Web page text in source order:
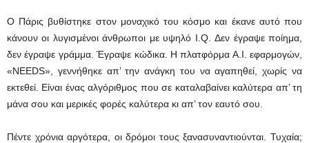
Ο Πάρις βυθίστηκε στον μοναχικό του κόσμο και έκανε αυτό που
κάνουν οι λυγισμένοι άνθρωποι με υψηλό I.Q. Δεν έγραψε ποίημα,
δεν έγραψε γράμμα. Έγραψε κώδικα. Η πλατφόρμα Α.Ι. εφαρμογών,
«NEEDS», γεννήθηκε απ’ την ανάγκη του να αγαπηθεί, χωρίς να
εκτεθεί. Είναι ένας αλγόριθμος που σε καταλαβαίνει καλύτερα απ’ τη
μάνα σου και μερικές φορές καλύτερα κι απ’ τον εαυτό σου.
Πέντε χρόνια αργότερα, οι δρόμοι τους ξανασυναντιούνται. Τυχαία;